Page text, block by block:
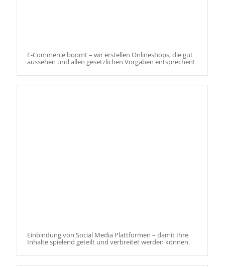
E-Commerce boomt – wir erstellen Onlineshops, die gut
aussehen und allen gesetzlichen Vorgaben entsprechen!
Einbindung von Social Media Plattformen – damit Ihre
Inhalte spielend geteilt und verbreitet werden können.